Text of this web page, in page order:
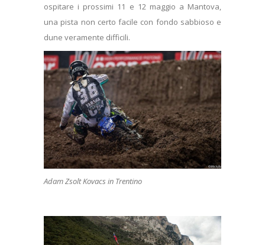
ospitare i prossimi 11 e 12 maggio a Mantova,
una pista non certo facile con fondo sabbioso e
dune veramente difficili.
Adam Zsolt Kovacs in Trentino